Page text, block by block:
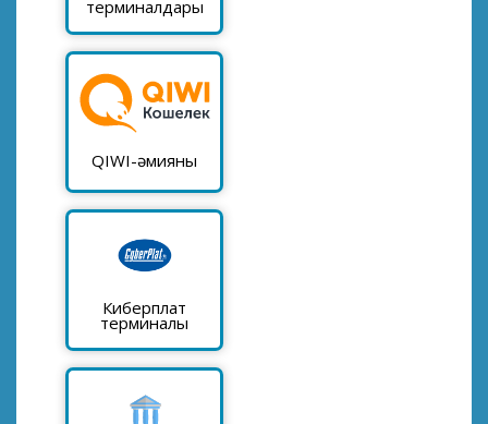
терминалдары
QIWI-әмияны
Киберплат
терминалы